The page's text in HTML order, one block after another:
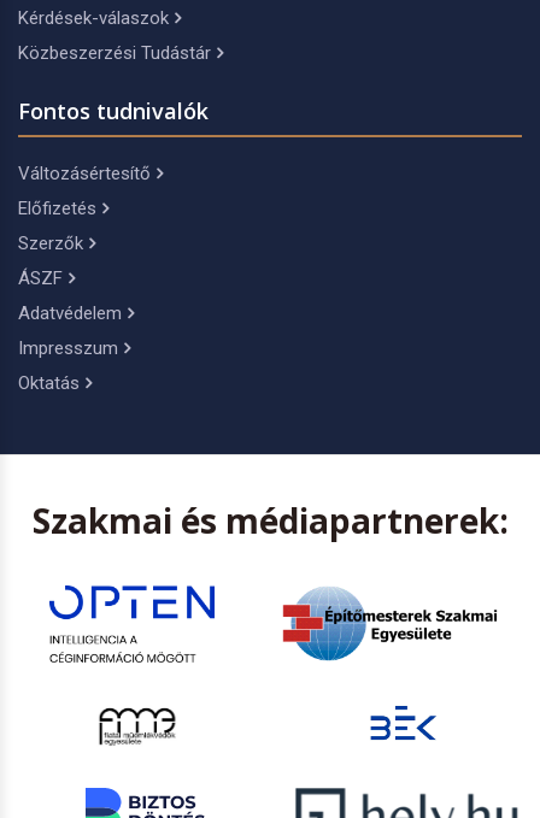
Kérdések-válaszok
Közbeszerzési Tudástár
Fontos tudnivalók
Változásértesítő
Előfizetés
Szerzők
ÁSZF
Adatvédelem
Impresszum
Oktatás
Szakmai és médiapartnerek: